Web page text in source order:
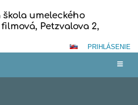
umeleckého
Petzvalova 2,
PRIHLÁSENIE